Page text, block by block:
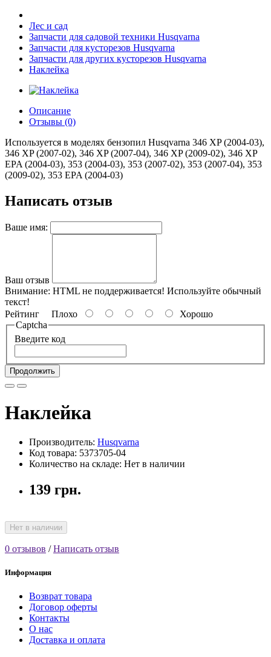
Лес и сад
Запчасти для садовой техники Husqvarna
Запчасти для кусторезов Husqvarna
Запчасти для других кусторезов Husqvarna
Наклейка
Описание
Отзывы (0)
Используется в моделях бензопил Husqvarna 346 XP (2004-03),
346 XP (2007-02), 346 XP (2007-04), 346 XP (2009-02), 346 XP
EPA (2004-03), 353 (2004-03), 353 (2007-02), 353 (2007-04), 353
(2009-02), 353 EPA (2004-03)
Написать отзыв
Ваше имя:
Ваш отзыв
Внимание: HTML не поддерживается! Используйте обычный
текст!
Рейтинг Плохо
Хорошо
Captcha
Введите код
Продолжить
Наклейка
Производитель: Husqvarna
Код товара: 5373705-04
Количество на складе: Нет в наличии
139 грн.
Нет в наличии
0 отзывов /Написать отзыв
Информация
Возврат товара
Договор оферты
Контакты
О нас
Доставка и оплата